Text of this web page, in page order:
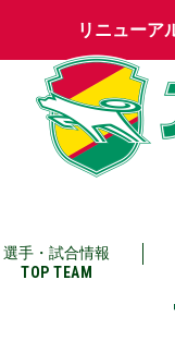
リニューア
選手・試合情報
TOP TEAM